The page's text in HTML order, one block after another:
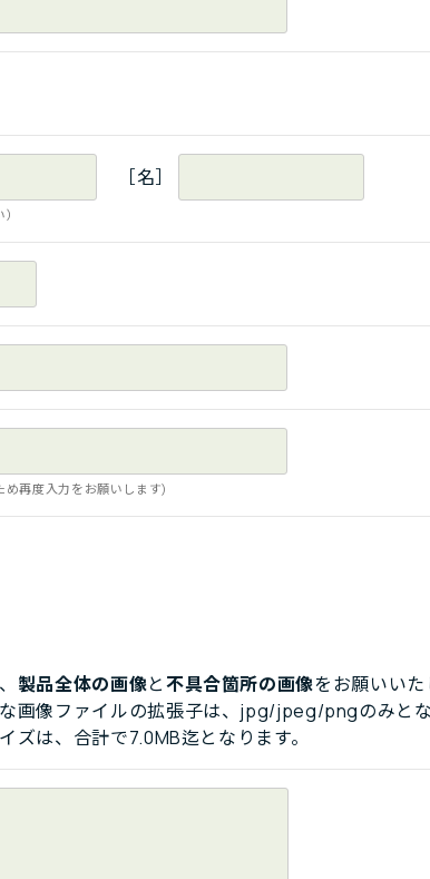
［名］
め再度入力をお願いします)
製品全体の画像と不具合箇所の画像をお願いいた
画像ファイルの拡張子は、jpg/jpeg/pngのみとな
ズは、合計で7.0MB迄となります。